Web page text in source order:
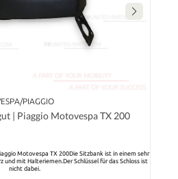
PIAGGIO
| Piaggio Motovespa TX 200
Motovespa TX 200Die Sitzbank ist in einem sehr
und mit Halteriemen.Der Schlüssel für das Schloss ist
nicht dabei.